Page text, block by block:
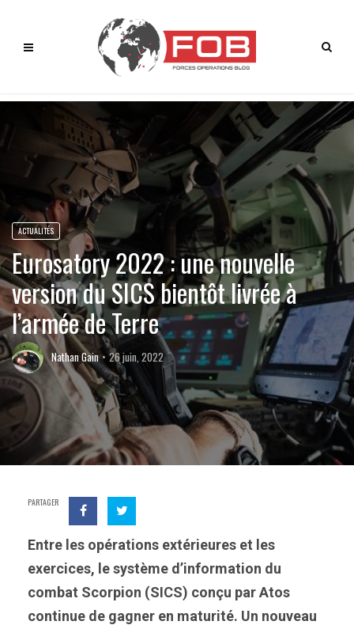
ACTUALITÉS
Eurosatory 2022 : une nouvelle
version du SICS bientôt livrée à
l’armée de Terre
Nathan Gain 26 juin, 2022
PARTAGER
Entre les opérations extérieures et les
exercices, le système d’information du
combat Scorpion (SICS) conçu par Atos
continue de gagner en maturité. Un nouveau